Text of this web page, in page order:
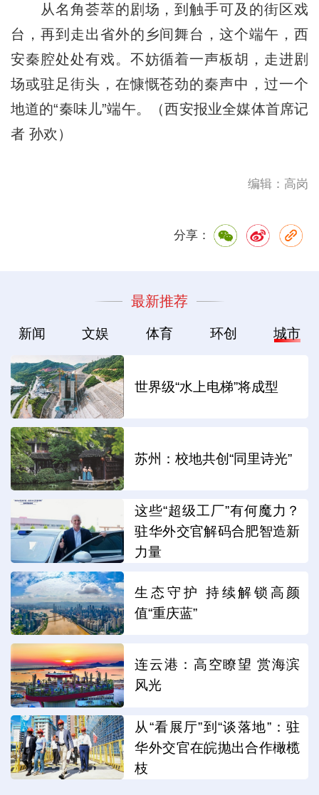
从名角荟萃的剧场，到触手可及的街区戏
台，再到走出省外的乡间舞台，这个端午，西
安秦腔处处有戏。不妨循着一声板胡，走进剧
场或驻足街头，在慷慨苍劲的秦声中，过一个
地道的“秦味儿”端午。（西安报业全媒体首席记
者 孙欢）
编辑：高岗
分享：
最新推荐
新闻 文娱 体育 环创 城市
世界级“水上电梯”将成型
苏州：校地共创“同里诗光”
这些“超级工厂”有何魔力？
驻华外交官解码合肥智造新
力量
生态守护 持续解锁高颜
值“重庆蓝”
连云港：高空瞭望 赏海滨
风光
从“看展厅”到“谈落地”：驻
华外交官在皖抛出合作橄榄
枝